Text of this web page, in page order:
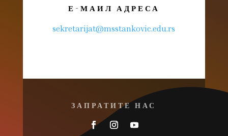
Е-МАИЛ АДРЕСА
sekretarijat@msstankovic.edu.rs
ЗАПРАТИТЕ НАС